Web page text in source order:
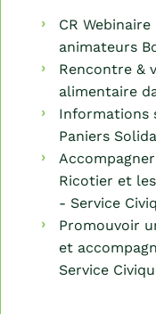
CR
animateurs
Rencontre &
alimentaire
Informations
Paniers
Ricotier et
- Service
Promouvoir
et
Service